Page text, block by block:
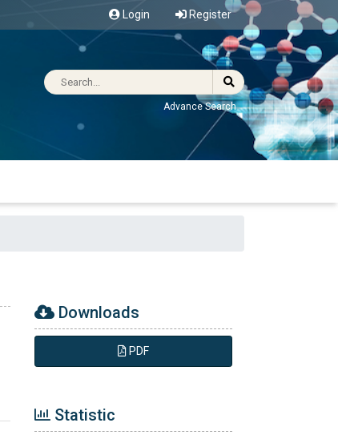
Login Register
Advance Search
Downloads
PDF
Statistic